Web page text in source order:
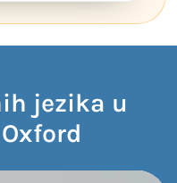
jezika u